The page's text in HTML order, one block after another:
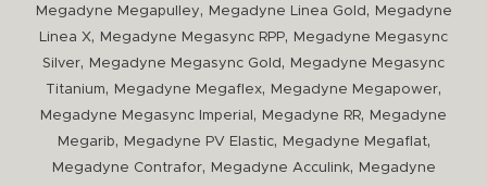
Megadyne Megapulley, Megadyne Linea Gold ,
Megadyne
Linea X, Megadyne Megasync RPP,
Megadyne Megasync
Silver, Megadyne Megasync Gold ,
Megadyne Megasync
Titanium, Megadyne Megaflex, Megadyne Megapower,
Megadyne Megasync Imperial , Megadyne RR,
Megadyne
Megarib, Megadyne PV Elastic, Megadyne Megaflat,
Megadyne Contrafor, Megadyne Acculink, Megadyne